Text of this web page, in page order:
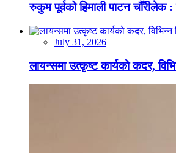
रुकुम पूर्वको हिमाली पाटन
July 31, 2026
लायन्समा उत्कृष्ट कार्यको कदर,